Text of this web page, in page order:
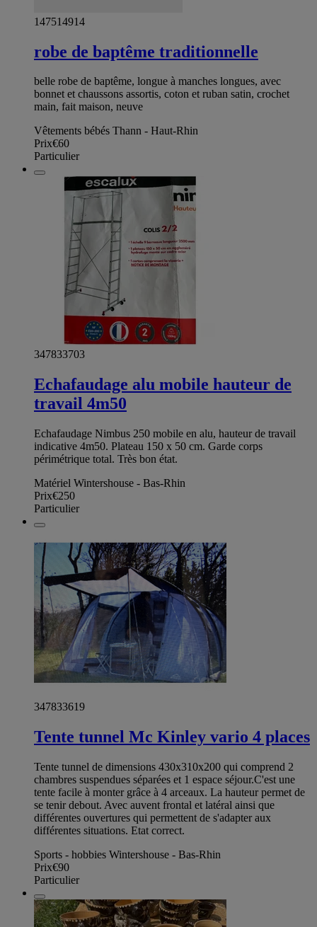
147514914
robe de baptême traditionnelle
belle robe de baptême, longue à manches longues, avec
bonnet et chaussons assortis, coton et ruban satin, crochet
main, fait maison, neuve
Vêtements bébés Thann - Haut-Rhin
Prix€60
Particulier
347833703
Echafaudage alu mobile hauteur de
travail 4m50
Echafaudage Nimbus 250 mobile en alu, hauteur de travail
indicative 4m50. Plateau 150 x 50 cm. Garde corps
périmétrique total. Très bon état.
Matériel Wintershouse - Bas-Rhin
Prix€250
Particulier
347833619
Tente tunnel Mc Kinley vario 4 places
Tente tunnel de dimensions 430x310x200 qui comprend 2
chambres suspendues séparées et 1 espace séjour.C'est une
tente facile à monter grâce à 4 arceaux. La hauteur permet de
se tenir debout. Avec auvent frontal et latéral ainsi que
différentes ouvertures qui permettent de s'adapter aux
différentes situations. Etat correct.
Sports - hobbies Wintershouse - Bas-Rhin
Prix€90
Particulier